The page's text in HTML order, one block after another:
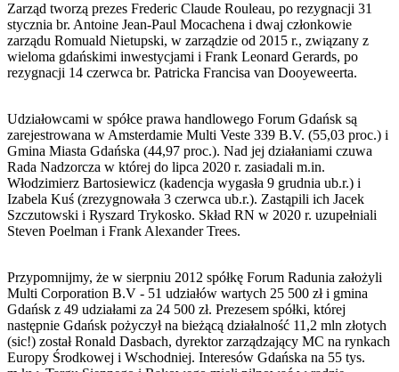
Zarząd tworzą prezes Frederic Claude Rouleau, po rezygnacji 31
stycznia br. Antoine Jean-Paul Mocachena i dwaj członkowie
zarządu Romuald Nietupski, w zarządzie od 2015 r., związany z
wieloma gdańskimi inwestycjami i Frank Leonard Gerards, po
rezygnacji 14 czerwca br. Patricka Francisa van Dooyeweerta.
Udziałowcami w spółce prawa handlowego Forum Gdańsk są
zarejestrowana w Amsterdamie Multi Veste 339 B.V. (55,03 proc.) i
Gmina Miasta Gdańska (44,97 proc.). Nad jej działaniami czuwa
Rada Nadzorcza w której do lipca 2020 r. zasiadali m.in.
Włodzimierz Bartosiewicz (kadencja wygasła 9 grudnia ub.r.) i
Izabela Kuś (zrezygnowała 3 czerwca ub.r.). Zastąpili ich Jacek
Szczutowski i Ryszard Trykosko. Skład RN w 2020 r. uzupełniali
Steven Poelman i Frank Alexander Trees.
Przypomnijmy, że w sierpniu 2012 spółkę Forum Radunia założyli
Multi Corporation B.V - 51 udziałów wartych 25 500 zł i gmina
Gdańsk z 49 udziałami za 24 500 zł. Prezesem spółki, której
następnie Gdańsk pożyczył na bieżącą działalność 11,2 mln złotych
(sic!) został Ronald Dasbach, dyrektor zarządzający MC na rynkach
Europy Środkowej i Wschodniej. Interesów Gdańska na 55 tys.